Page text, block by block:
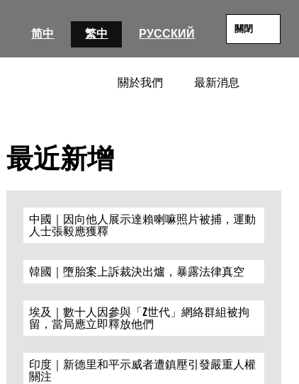
简中 繁中 РУССКИЙ 關閉
關於我們 最新消息
最近新增
中國｜因向他人展示達賴喇嘛照片被捕，運動
人士張毅應獲釋
韓國｜墮胎案上訴裁決出爐，暴露法律真空
埃及｜數十人因參與「Z世代」網絡群組被拘
留，當局應立即釋放他們
印度｜新德里和平示威者遭鎮壓引發嚴重人權
關注